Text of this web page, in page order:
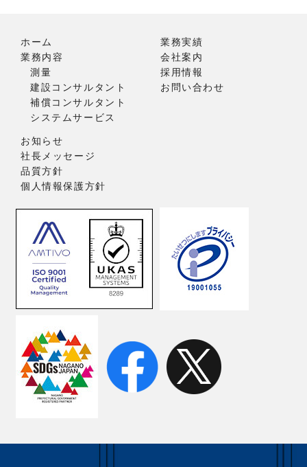
ホーム
業務内容
測量
建設コンサルタント
補償コンサルタント
システムサービス
業務実績
会社案内
採用情報
お問い合わせ
お知らせ
社長メッセージ
品質方針
個人情報保護方針